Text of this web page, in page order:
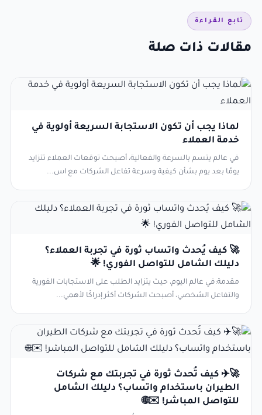
تابع القراءة
مقالات ذات صلة
لماذا يجب أن تكون الاستجابة السريعة أولوية في
خدمة العملاء
في عالم يتسم بالسرعة والفعالية، أصبحت توقعات العملاء تتزايد
يومًا بعد يوم بشأن كيفية وسرعة تفاعل الشركات مع اس...
🚀 كيف يُحدث واتساب ثورة في تجربة العملاء؟
دليلك الشامل للتواصل الفوري! 🌟
مقدمة:في عالم اليوم، حيث يتزايد الطلب على الاستجابات الفورية
والتفاعل الشخصي، أصبحت الشركات أكثر إدراكًا لأهمي...
🚀✈️ كيف تُحدث ثورة في تجربتك مع شركات
الطيران باستخدام واتساب؟ دليلك الشامل
للتواصل المباشر! ✉️🌐